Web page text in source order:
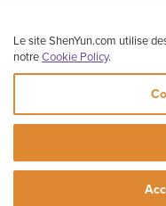
Site officiel
Copyright ©2026 Shen
Le site ShenYun.com utilise
notreCookie Policy.